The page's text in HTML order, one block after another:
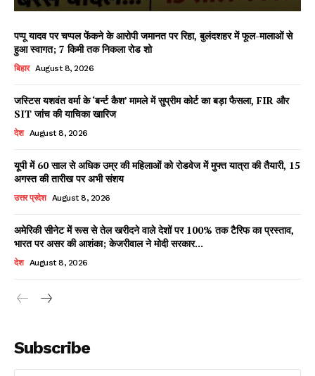
Facebook
X WhatsApp
Share
Read Latest News on AIN
पप्पू यादव पर चप्पल फेंकने के आरोपी जमानत पर रिहा, बुलंदशहर में फूल-मालाओं से
हुआ स्वागत; 7 किमी तक निकला रोड शो
बिहार August 8, 2026
जस्टिस यशवंत वर्मा के ‘बर्न्ट कैश’ मामले में सुप्रीम कोर्ट का बड़ा फैसला, FIR और
SIT जांच की याचिका खारिज
देश August 8, 2026
यूपी में 60 साल से अधिक उम्र की महिलाओं को रोडवेज में मुफ्त यात्रा की तैयारी, 15
अगस्त की तारीख पर अभी संशय
उत्तर प्रदेश August 8, 2026
अमेरिकी सीनेट में रूस से तेल खरीदने वाले देशों पर 100% तक टैरिफ का प्रस्ताव,
भारत पर असर की आशंका; केजरीवाल ने मोदी सरकार...
देश August 8, 2026
Subscribe